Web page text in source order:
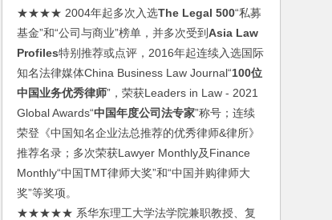
★★★★ 2004年起多次入选The Legal 500“私募
基金”和“公司与商业”榜单，并多次受到Asia Law
Profiles特别推荐或点评，2016年起连续入选国际
知名法律媒体China Business Law Journal“100位
中国业务优秀律师”，荣获Leaders in Law - 2021
Global Awards“中国年度公司法专家”称号；连续
荣登《中国知名企业法总推荐的优秀律师&律所》
推荐名录；多次荣获Lawyer Monthly及Finance
Monthly“中国TMT律师大奖”和“中国并购律师大
奖”等奖项。
★★★★★ 系华东理工大学法学院兼职教授、复